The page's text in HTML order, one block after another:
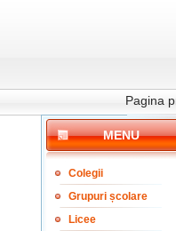
Pagina
MENU
Colegii
Grupuri școlare
Licee